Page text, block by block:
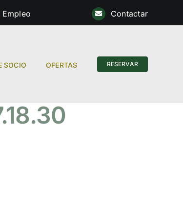
Empleo Contactar
SOCIO OFERTAS RESERVAR
Anterior